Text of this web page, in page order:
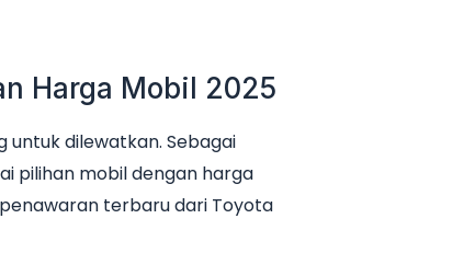
Harga Mobil 2025
dilewatkan. Sebagai
pilihan mobil dengan harga
terbaru dari Toyota